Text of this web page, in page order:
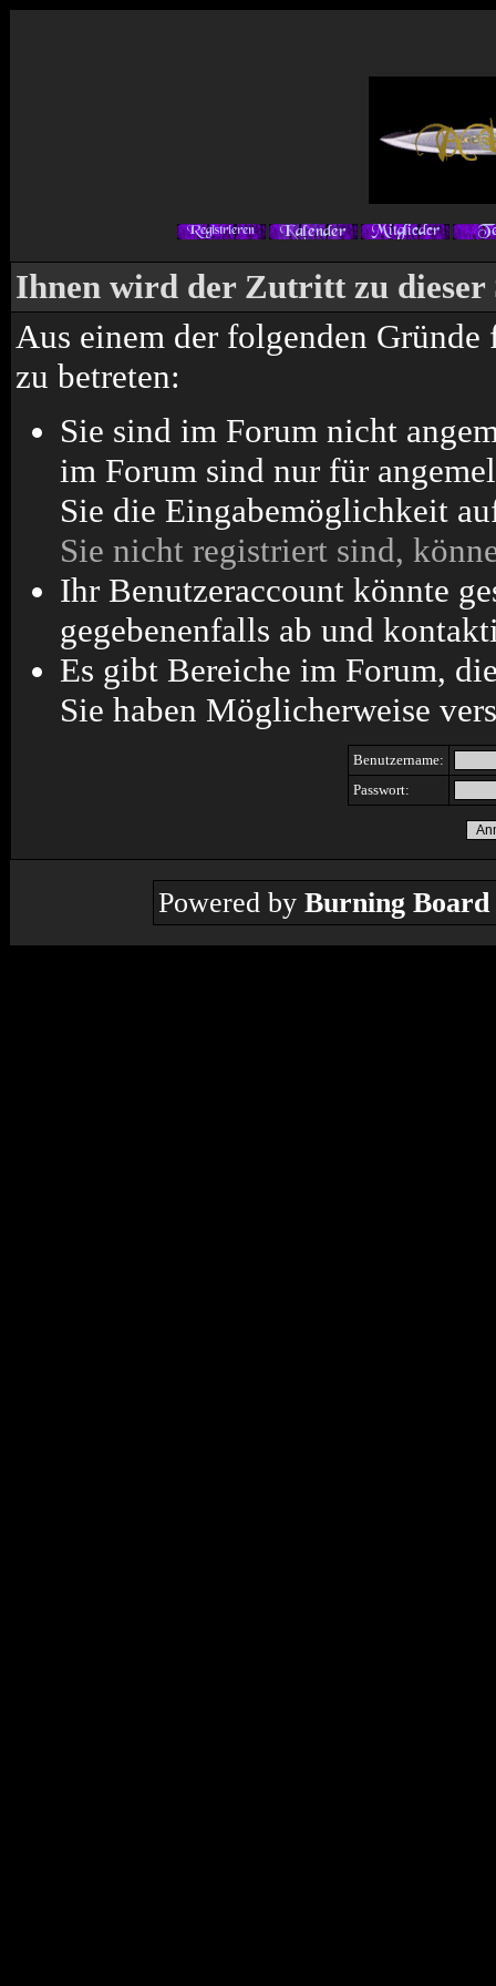
Ihnen wird der Zutritt zu dieser
Aus einem der folgenden
zu betreten:
Sie sind im Forum nicht
im Forum sind nur für
Sie die Eingabemöglichkeit
Sie nicht registriert sind,
Ihr Benutzeraccount könnte
gegebenenfalls ab und
Es gibt Bereiche im Forum,
Sie haben Möglicherweise
Benutzername:
Passwort:
Powered by Burning Board